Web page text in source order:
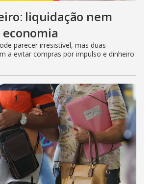
liquidação nem
parecer irresistível, mas duas
a evitar compras por impulso e dinheiro